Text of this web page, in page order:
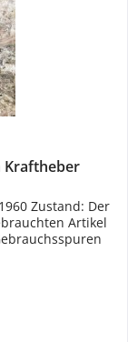
Kraftheber
Zustand: Der
Artikel